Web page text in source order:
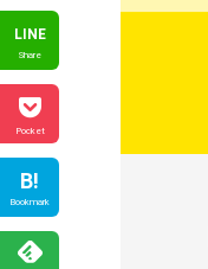
LINE
Share
Pocket
B!
Bookmark